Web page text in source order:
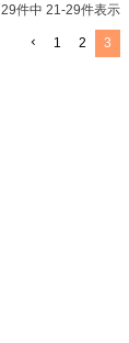
29件中 21-29件表示
1 2 3